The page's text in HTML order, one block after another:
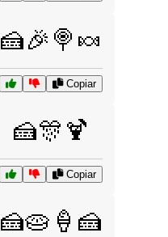
🍰🎉🍭🍬
Copiar
🍰🎊🍹
Copiar
🍰🥧🍦🍰